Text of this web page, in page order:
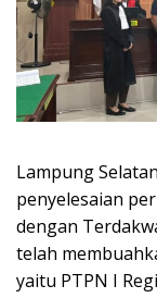
Lampung
penyelesaian
dengan
telah
yaitu PTPN I